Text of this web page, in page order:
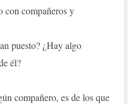
con compañeros y
puesto? ¿Hay algo
él?
compañero, es de los que